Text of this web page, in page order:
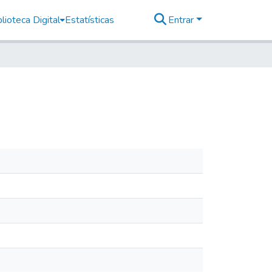
Digital Estatísticas Entrar